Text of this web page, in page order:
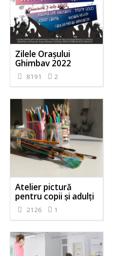
Zilele Orașului
Ghimbav 2022
8191 2
Atelier pictură
pentru copii și adulți
2126 1